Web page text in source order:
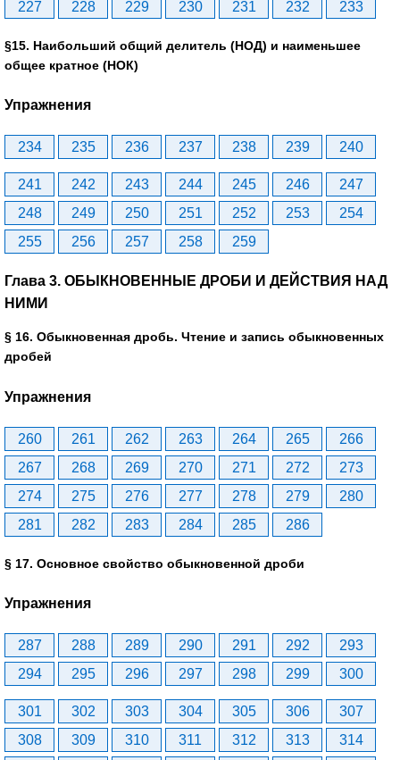
227
228 229 230 231 232 233
§15. Наибольший общий делитель (НОД) и наименьшее
общее кратное (НОК)
Упражнения
234 235 236 237 238 239 240
241 242 243 244 245 246
247
248
249 250 251 252 253
254
255
256 257 258 259
Глава 3. ОБЫКНОВЕННЫЕ ДРОБИ И ДЕЙСТВИЯ НАД
НИМИ
§ 16. Обыкновенная дробь. Чтение и запись обыкновенных
дробей
Упражнения
260 261 262 263 264 265
266
267
268 269 270 271 272
273
274
275 276 277 278 279
280
281
282 283 284 285 286
§ 17. Основное свойство обыкновенной дроби
Упражнения
287 288 289 290 291 292
293
294
295 296 297 298 299 300
301 302 303 304 305 306
307
308
309 310 311 312 313
314